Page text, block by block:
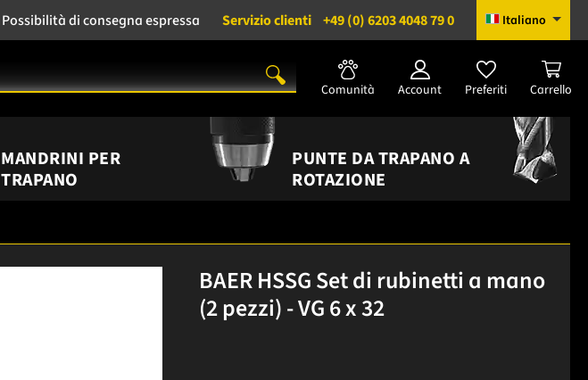
Possibilità di consegna espressa Servizio clienti +49 (0) 6203 4048 79 0 Italiano
Comunità Account Preferiti Carrello
MANDRINI PER
TRAPANO
PUNTE DA TRAPANO A
ROTAZIONE
BAER HSSG Set di rubinetti a mano
(2 pezzi) - VG 6 x 32